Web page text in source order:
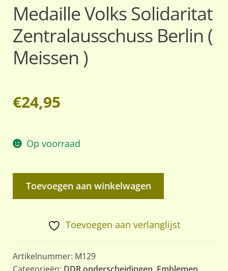
Medaille Volks Solidaritat
Zentralausschuss Berlin (
Meissen )
€24,95
Op voorraad
Medaille
Zentralausschuss
(
Meissen
Toevoegen aan winkelwagen
Toevoegen aan verlanglijst
Artikelnummer: M129